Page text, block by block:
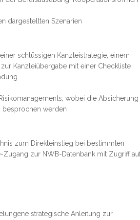
dargestellten Szenarien
schlüssigen Kanzleistrategie, einem
Kanzleiübergabe mit einer Checkliste
wobei die Absicherung
besprochen werden
zum Direkteinstieg bei bestimmten
zur NWB-Datenbank mit Zugriff
strategische Anleitung zur